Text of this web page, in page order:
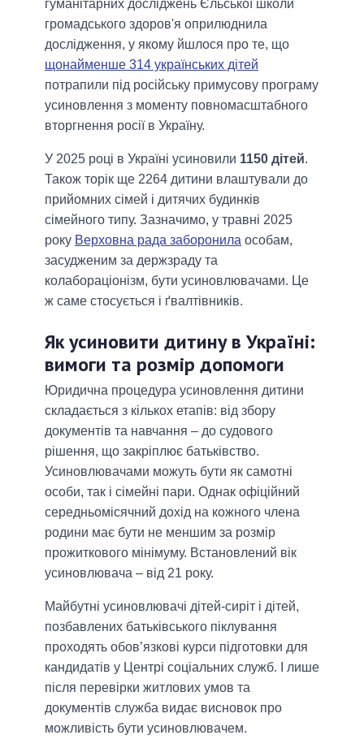
гуманітарних досліджень Єльської школи
громадського здоров'я оприлюднила
дослідження, у якому йшлося про те, що
щонайменше 314 українських дітей
потрапили під російську примусову програму
усиновлення з моменту повномасштабного
вторгнення росії в Україну.
У 2025 році в Україні усиновили 1150 дітей.
Також торік ще 2264 дитини влаштували до
прийомних сімей і дитячих будинків
сімейного типу. Зазначимо, у травні 2025
року Верховна рада заборонила особам,
засудженим за держзраду та
колабораціонізм, бути усиновлювачами. Це
ж саме стосується і ґвалтівників.
Як усиновити дитину в Україні:
вимоги та розмір допомоги
Юридична процедура усиновлення дитини
складається з кількох етапів: від збору
документів та навчання – до судового
рішення, що закріплює батьківство.
Усиновлювачами можуть бути як самотні
особи, так і сімейні пари. Однак офіційний
середньомісячний дохід на кожного члена
родини має бути не меншим за розмір
прожиткового мінімуму. Встановлений вік
усиновлювача – від 21 року.
Майбутні усиновлювачі дітей-сиріт і дітей,
позбавлених батьківського піклування
проходять обов’язкові курси підготовки для
кандидатів у Центрі соціальних служб. І лише
після перевірки житлових умов та
документів служба видає висновок про
можливість бути усиновлювачем.